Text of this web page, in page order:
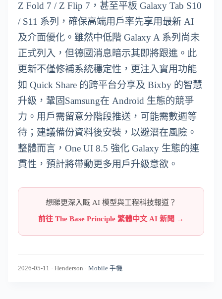
Z Fold 7 / Z Flip 7，甚至平板 Galaxy Tab S10
/ S11 系列，確保高端用戶率先享用最新 AI
及介面優化。雖然中低階 Galaxy A 系列尚未
正式列入，但德國消息暗示其即將跟進。此
更新不僅修補系統穩定性，更注入實用功能
如 Quick Share 的跨平台分享及 Bixby 的智慧
升級，鞏固Samsung在 Android 生態的競爭
力。用戶需留意分階段推送，可能需數週等
待；建議備份資料後安裝，以避潛在風險。
整體而言，One UI 8.5 強化 Galaxy 生態的連
貫性，預計將帶動更多用戶升級意欲。
想睇更深入嘅 AI 模型與工程科技報道？
前往 The Base Principle 繁體中文 AI 新聞 →
2026-05-11 · Henderson · Mobile 手機